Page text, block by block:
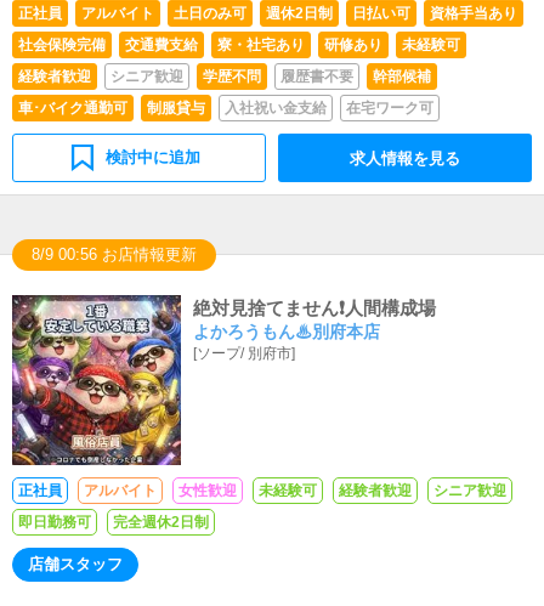
正社員 アルバイト 土日のみ可 週休2日制 日払い可
資格手当あり
社会保険完備
交通費支給 寮・社宅あり 研修あり
未経験可
経験者歓迎
シニア歓迎 学歴不問 履歴書不要
幹部候補
車･バイク通勤可
制服貸与 入社祝い金支給 在宅ワーク可
検討中に追加 求人情報を見る
8/9 00:56 お店情報更新
絶対見捨てません❗️人間構成場
よかろうもん♨別府本店
[ソープ/ 別府市]
正社員 アルバイト 女性歓迎 未経験可 経験者歓迎
シニア歓迎
即日勤務可
完全週休2日制
店舗スタッフ